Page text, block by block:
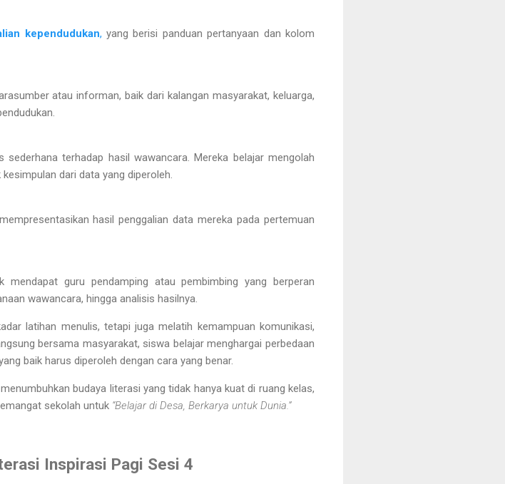
kependudukan, yang berisi panduan pertanyaan dan kolom
atau informan, baik dari kalangan masyarakat, keluarga,
sederhana terhadap hasil wawancara. Mereka belajar mengolah
dari data yang diperoleh.
mempresentasikan hasil penggalian data mereka pada pertemuan
mendapat guru pendamping atau pembimbing yang berperan
wawancara, hingga analisis hasilnya.
latihan menulis, tetapi juga melatih kemampuan komunikasi,
bersama masyarakat, siswa belajar menghargai perbedaan
baik harus diperoleh dengan cara yang benar.
budaya literasi yang tidak hanya kuat di ruang kelas,
sekolah untuk “Belajar di Desa, Berkarya untuk Dunia.”
Inspirasi Pagi Sesi 4